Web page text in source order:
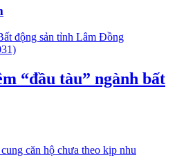
“đầu tàu” ngành bất